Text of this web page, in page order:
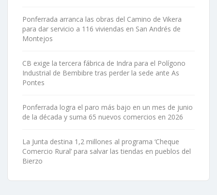
Ponferrada arranca las obras del Camino de Vikera
para dar servicio a 116 viviendas en San Andrés de
Montejos
CB exige la tercera fábrica de Indra para el Polígono
Industrial de Bembibre tras perder la sede ante As
Pontes
Ponferrada logra el paro más bajo en un mes de junio
de la década y suma 65 nuevos comercios en 2026
La Junta destina 1,2 millones al programa ‘Cheque
Comercio Rural’ para salvar las tiendas en pueblos del
Bierzo